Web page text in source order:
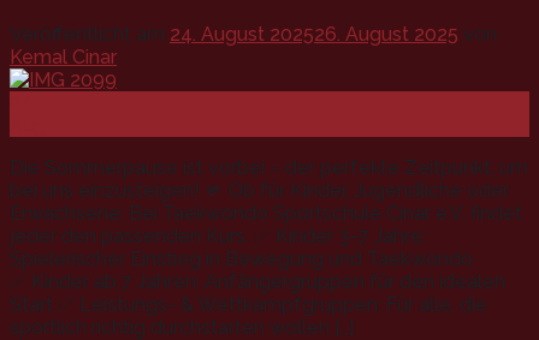
Veröffentlicht am 24. August 202526. August 2025 von
Kemal Cinar
Die Sommerpause ist vorbei – der perfekte Zeitpunkt, um
bei uns einzusteigen! 🫵 Ob für Kinder, Jugendliche oder
Erwachsene: Bei Taekwondo Sportschule Cinar e.V. findet
jeder den passenden Kurs. ✅ Kinder 3–7 Jahre:
Spielerischer Einstieg in Bewegung und Taekwondo
✅ Kinder ab 7 Jahren: Anfängergruppen für den idealen
Start ✅ Leistungs- & Wettkampfgruppen: Für alle, die
sportlich richtig durchstarten wollen […]